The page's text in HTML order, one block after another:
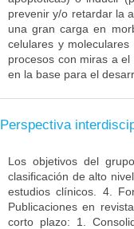
prevenir y/o retardar la
una gran carga en
celulares y
procesos con miras a
en la base para el
Perspectiva
Los objetivos del
clasificación de alto
estudios clínicos. 4.
Publicaciones en
corto plazo: 1.